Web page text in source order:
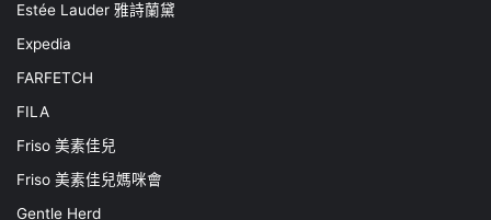
Estée Lauder 雅詩蘭黛
Expedia
FARFETCH
FILA
Friso 美素佳兒
Friso 美素佳兒媽咪會
Gentle Herd